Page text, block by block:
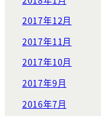
2017年12月
2017年11月
2017年10月
2017年9月
2016年7月